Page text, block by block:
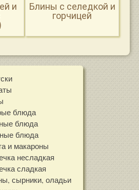
и
Блины с селедкой и
горчицей
блюда
блюда
блюда
и макароны
несладкая
сладкая
сырники, оладьи